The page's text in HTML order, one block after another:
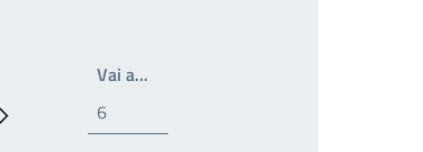
Prossima pagina
Vai a…Write the page number you want